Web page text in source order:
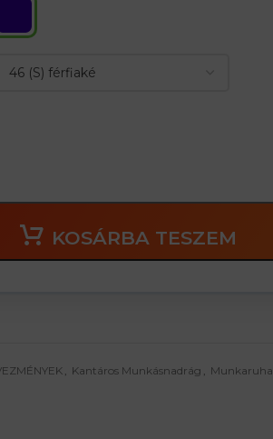
KOSÁRBA TESZEM
, Kantáros Munkásnadrág , Munkaruha